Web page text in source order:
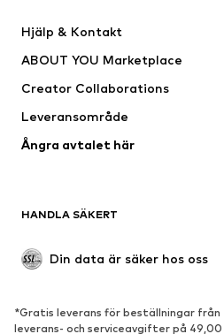
Shirts & toppar
Jackor
Underkläder
Kappor
Badkläder
Tillfällen
Upcycling
Hjälp & Kontakt
ABOUT YOU Marketplace
Creator Collaborations
Leveransområde
Ångra avtalet här
HANDLA SÄKERT
Din data är säker hos oss
*Gratis leverans för beställningar från
leverans- och serviceavgifter på 49,00